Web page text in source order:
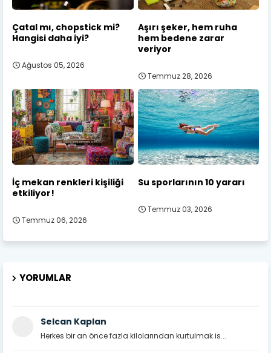
Çatal mı, chopstick mi?
Hangisi daha iyi?
Ağustos 05, 2026
Aşırı şeker, hem ruha
hem bedene zarar
veriyor
Temmuz 28, 2026
İç mekan renkleri kişiliği
etkiliyor!
Temmuz 06, 2026
Su sporlarının 10 yararı
Temmuz 03, 2026
YORUMLAR
Selcan Kaplan
Herkes bir an önce fazla kilolarından kurtulmak is...